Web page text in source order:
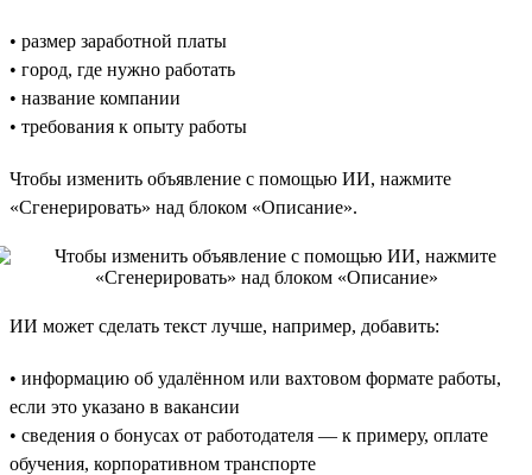
• размер заработной платы
• город, где нужно работать
• название компании
• требования к опыту работы
Чтобы изменить объявление с помощью ИИ, нажмите
«Сгенерировать» над блоком «Описание».
ИИ может сделать текст лучше, например, добавить:
• информацию об удалённом или вахтовом формате работы,
если это указано в вакансии
• сведения о бонусах от работодателя — к примеру, оплате
обучения, корпоративном транспорте